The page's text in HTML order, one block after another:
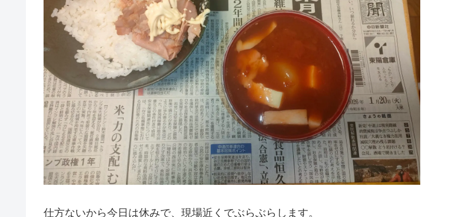
仕方ないから今日は休みで、現場近くでぶらぶらします。